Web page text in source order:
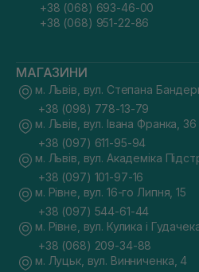
+38 (068) 693-46-00
+38 (068) 951-22-86
МАГАЗИНИ
м. Львів, вул. Степана
+38 (098) 778-13-79
м. Львів, вул. Івана Франка, 36
+38 (097) 611-95-94
м. Львів, вул. Академіка
+38 (097) 101-97-16
м. Рівне, вул. 16-го Липня, 15
+38 (097) 544-61-44
м. Рівне, вул. Кулика і
+38 (068) 209-34-88
м. Луцьк, вул. Винниченка, 4